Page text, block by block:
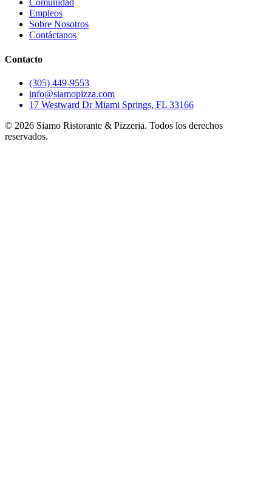
Comunidad
Empleos
Sobre Nosotros
Contáctanos
Contacto
(305) 449-9553
info@siamopizza.com
17 Westward Dr Miami Springs, FL 33166
© 2026 Siamo Ristorante & Pizzeria. Todos los derechos
reservados.